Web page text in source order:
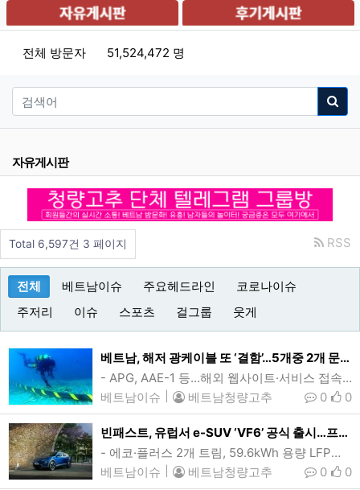
전체 방문자 51,524,472 명
자유게시판
Total 6,597건 3 페이지 RSS
전체 베트남이슈 주요헤드라인
코로나이슈
주저리
이슈 스포츠 걸그룹 웃게
베트남, 해저 광케이블 또 ‘결함’…5개중 2개 문제발생
- APG, AAE-1 등…해외 웹사이트·서비스 접속장애- 국내서비스 문제없어…수리일정 미정, 불편 당분간 지속 전망베트남과 연결된 해저 광케이블 5개중 2개에서 결함이 발생한 것으로 나타났다. 그러나 정확한 수리 일정은 발표되지 않아 베트남 인터넷 사용자들의 불편은 당분간 지속될 전망이다. (사진=vtv)[인사이드비나=하노이, 이승윤 기자] 베트남과 연결된 해저 광케이블에서 또 결함이 발생한 것으로 나타났다. 앞서 베트남 인터넷 사용자들은 올초 5개중 3개 광케이블에서 문제가 발생해 큰 불편을 겪은 바 있다.현재…
베트남이슈
베트남청량고추 0
0
빈패스트, 유럽서 e-SUV ‘VF6’ 공식 출시…프랑스·독일·네덜란드
- 에코·플러스 2개 트림, 59.6kWh 용량 LFP배터리…트림별 주행거리 379~410km- 현지 두번째 모델, 판매가 3.4만~3.8만유로…7년 16만km 보증베트남 전기차 제조업체 빈패스트가 프랑스와 독일, 네덜란드 등 유럽 3개국에 자사 소형 전기 SUV VF6를 공식 출시했다. (사진=빈패스트)[인사이드비나=호치민, 윤준호 기자] 베트남 토종 전기차 제조업체 빈패스트(VinFast 나스닥 증권코드 VFS)가 프랑스와 독일, 네덜란드 등 유럽 3개국에 자사 소형 전기 SUV VF6를 공식 출시했다.유럽 시…
베트남이슈
베트남청량고추 0
0